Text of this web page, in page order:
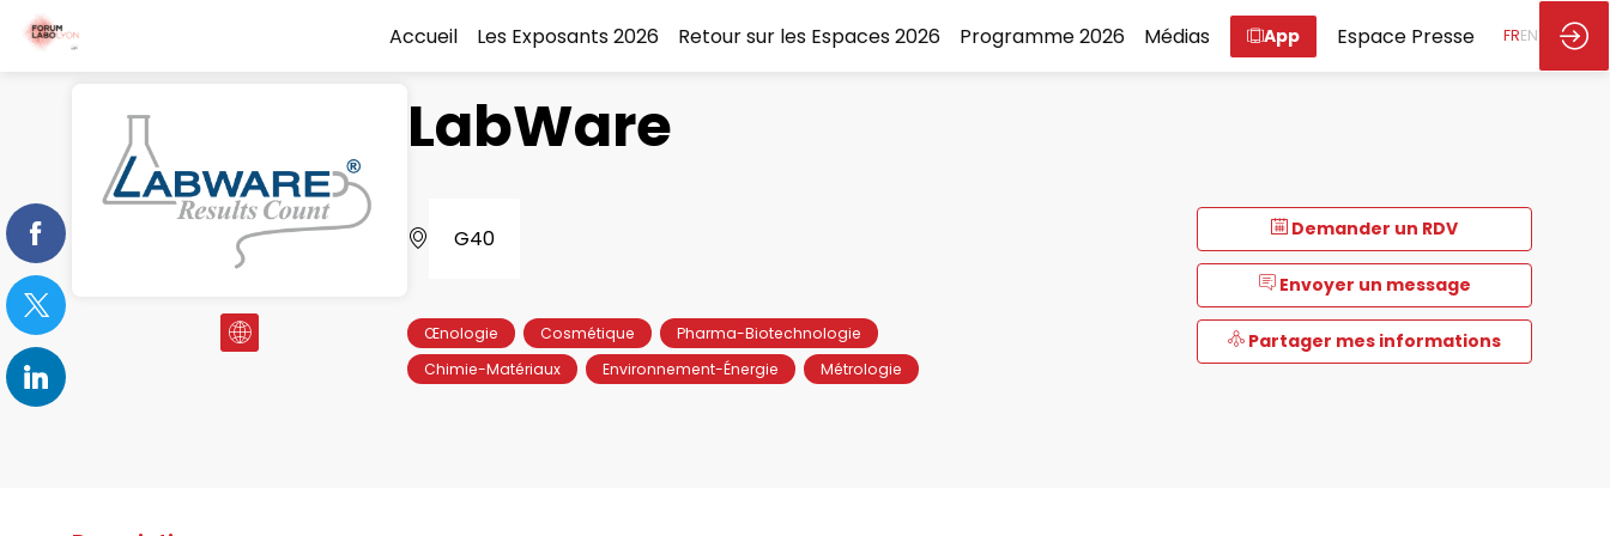
Accueil Les Exposants 2026 Retour sur les Espaces 2026 Programme 2026 Médias App Espace Presse FREN
Demander un RDV
Envoyer un message
Partager mes informations
LabWare
G40
Œnologie Cosmétique
Pharma-Biotechnologie
Chimie-Matériaux
Environnement-Énergie Métrologie